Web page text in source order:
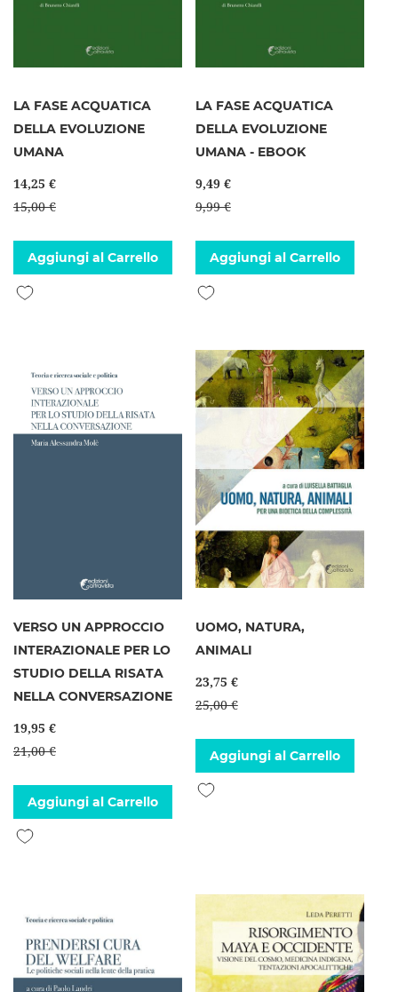
LA FASE ACQUATICA
DELLA EVOLUZIONE
UMANA
14,25 €
15,00 €
Aggiungi al Carrello
Aggiungi alla lista desideri
LA FASE ACQUATICA
DELLA EVOLUZIONE
UMANA - EBOOK
9,49 €
9,99 €
Aggiungi al Carrello
Aggiungi alla lista desideri
VERSO UN APPROCCIO
INTERAZIONALE PER LO
STUDIO DELLA RISATA
NELLA CONVERSAZIONE
19,95 €
21,00 €
Aggiungi al Carrello
Aggiungi alla lista desideri
UOMO, NATURA,
ANIMALI
23,75 €
25,00 €
Aggiungi al Carrello
Aggiungi alla lista desideri